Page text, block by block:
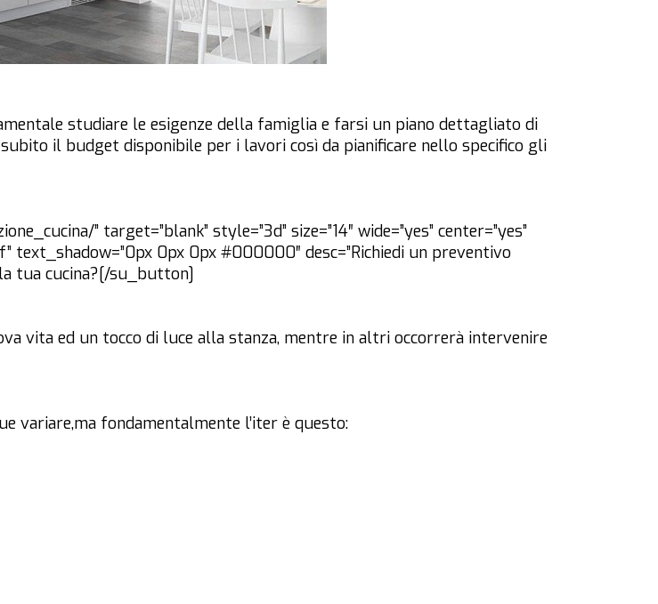
studiare le esigenze della famiglia e farsi un piano dettagliato di
il budget disponibile per i lavori così da pianificare nello specifico gli
” target=”blank” style=”3d” size=”14″ wide=”yes” center=”yes”
text_shadow=”0px 0px 0px #000000″ desc=”Richiedi un preventivo
tua cucina?[/su_button]
vita ed un tocco di luce alla stanza, mentre in altri occorrerà intervenire
variare,ma fondamentalmente l’iter è questo: